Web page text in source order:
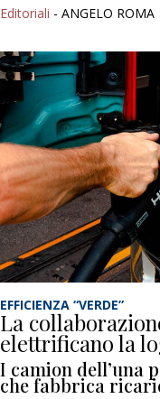
Editoriali - ANGELO ROMA
EFFICIENZA “VERDE”
La
elettrificano la
I camion dell’una
che fabbrica